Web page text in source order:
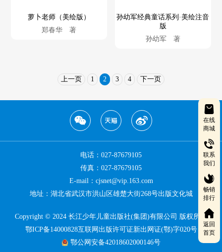
在线
商城
联系
我们
畅销
排行
返回
首页
萝卜老师（美绘版）
郑春华 著
孙幼军经典童话系列·美绘注音
版
孙幼军 著
上一页 1 2 3 4 下一页
电话：027-87679105
传真：027-87679105
E-mail：cjsnet@vip.163.com
地址：湖北省武汉市洪山区雄楚大街268号出版文化城
Copyright © 2024 长江少年儿童出版社(集团)有限公司 版权所有
鄂ICP备14000828互联网出版许可证新出网证(鄂)字020号
鄂公网安备42018602000146号